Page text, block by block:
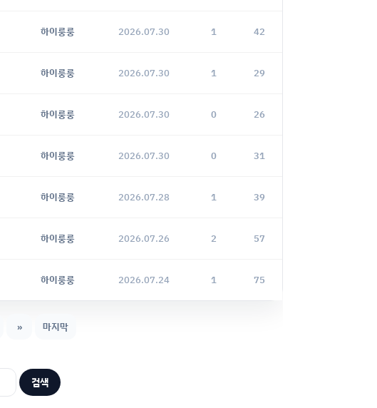
하이룽룽 2026.07.30 1 42
하이룽룽 2026.07.30 1 29
하이룽룽 2026.07.30 0 26
하이룽룽 2026.07.30 0 31
하이룽룽 2026.07.28 1 39
하이룽룽 2026.07.26 2 57
하이룽룽 2026.07.24 1 75
» 마지막
검색